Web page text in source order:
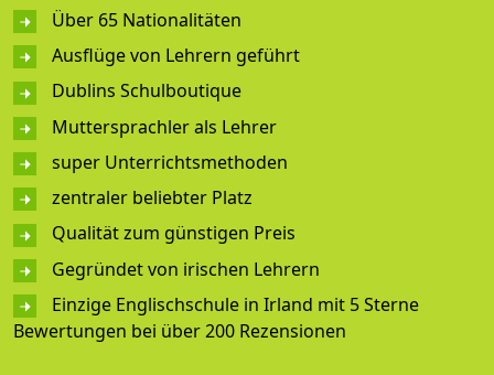
Über 65 Nationalitäten
Ausflüge von Lehrern geführt
Dublins Schulboutique
Muttersprachler als Lehrer
super Unterrichtsmethoden
zentraler beliebter Platz
Qualität zum günstigen Preis
Gegründet von irischen Lehrern
Einzige Englischschule in Irland mit 5 Sterne
Bewertungen bei über 200 Rezensionen